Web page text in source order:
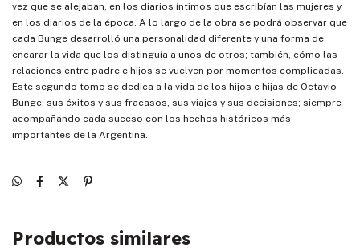
vez que se alejaban, en los diarios íntimos que escribían las mujeres y
en los diarios de la época. A lo largo de la obra se podrá observar que
cada Bunge desarrolló una personalidad diferente y una forma de
encarar la vida que los distinguía a unos de otros; también, cómo las
relaciones entre padre e hijos se vuelven por momentos complicadas.
Este segundo tomo se dedica a la vida de los hijos e hijas de Octavio
Bunge: sus éxitos y sus fracasos, sus viajes y sus decisiones; siempre
acompañando cada suceso con los hechos históricos más
importantes de la Argentina.
Productos similares